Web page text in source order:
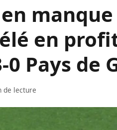
en
Pays de
de lecture